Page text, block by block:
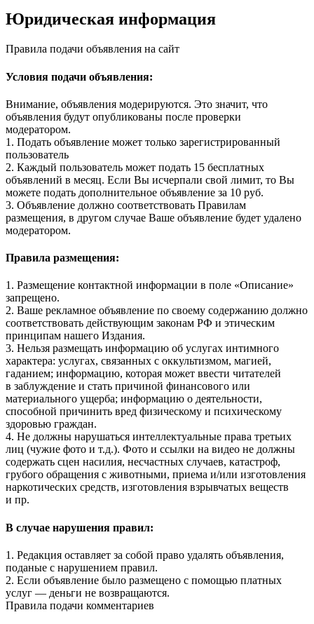
Юридическая информация
Правила подачи объявления на сайт
Условия подачи объявления:
Внимание, объявления модерируются. Это значит, что
объявления будут опубликованы после проверки
модератором.
1. Подать объявление может только зарегистрированный
пользователь
2. Каждый пользователь может подать 15 бесплатных
объявлений в месяц. Если Вы исчерпали свой лимит, то Вы
можете подать дополнительное объявление за 10 руб.
3. Объявление должно соответствовать Правилам
размещения, в другом случае Ваше объявление будет удалено
модератором.
Правила размещения:
1. Размещение контактной информации в поле «Описание»
запрещено.
2. Ваше рекламное объявление по своему содержанию должно
соответствовать действующим законам РФ и этическим
принципам нашего Издания.
3. Нельзя размещать информацию об услугах интимного
характера: услугах, связанных с оккультизмом, магией,
гаданием; информацию, которая может ввести читателей
в заблуждение и стать причиной финансового или
материального ущерба; информацию о деятельности,
способной причинить вред физическому и психическому
здоровью граждан.
4. Не должны нарушаться интеллектуальные права третьих
лиц (чужие фото и т.д.). Фото и ссылки на видео не должны
содержать сцен насилия, несчастных случаев, катастроф,
грубого обращения с животными, приема и/или изготовления
наркотических средств, изготовления взрывчатых веществ
и пр.
В случае нарушения правил:
1. Редакция оставляет за собой право удалять объявления,
поданые с нарушением правил.
2. Если объявление было размещено с помощью платных
услуг — деньги не возвращаются.
Правила подачи комментариев